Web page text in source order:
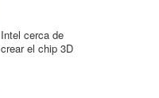
Intel cerca de
crear el chip 3D